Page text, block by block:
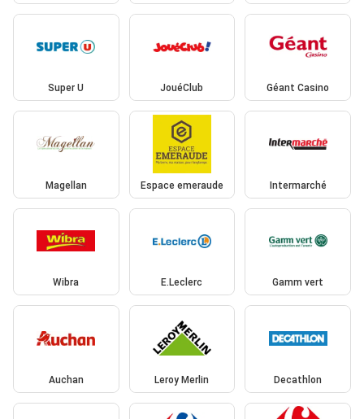
Super U JouéClub Géant Casino
Magellan Espace emeraude Intermarché
Wibra E.Leclerc Gamm vert
Auchan Leroy Merlin Decathlon